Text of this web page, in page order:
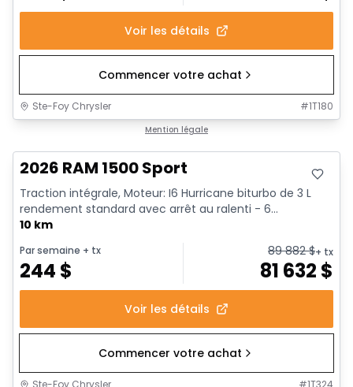
Voir les détails
Commencer votre achat
Ste-Foy Chrysler #1T180
Mention légale
2026 RAM 1500 Sport
Traction intégrale, Moteur: I6 Hurricane biturbo de 3 L
rendement standard avec arrêt au ralenti - 6...
10 km
Par semaine + tx
244 $
89 882$+ tx
81 632 $
Voir les détails
Commencer votre achat
Ste-Foy Chrysler #1T324